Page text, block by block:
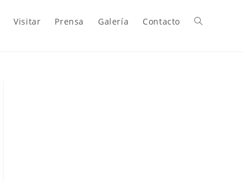
Visitar Prensa Galería Contacto